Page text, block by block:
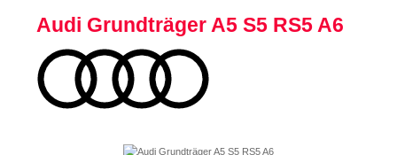
Audi Grundträger A5 S5 RS5 A6
Bildergalerie überspringen